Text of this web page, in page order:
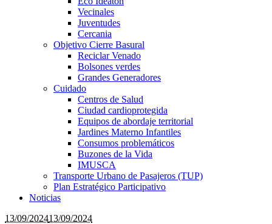
Vecinales
Juventudes
Cercania
Objetivo Cierre Basural
Reciclar Venado
Bolsones verdes
Grandes Generadores
Cuidado
Centros de Salud
Ciudad cardioprotegida
Equipos de abordaje territorial
Jardines Materno Infantiles
Consumos problemáticos
Buzones de la Vida
IMUSCA
Transporte Urbano de Pasajeros (TUP)
Plan Estratégico Participativo
Noticias
13/09/202413/09/2024